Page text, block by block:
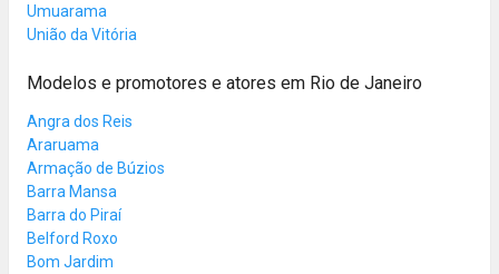
Umuarama
União da Vitória
Modelos e promotores e atores em Rio de Janeiro
Angra dos Reis
Araruama
Armação de Búzios
Barra Mansa
Barra do Piraí
Belford Roxo
Bom Jardim